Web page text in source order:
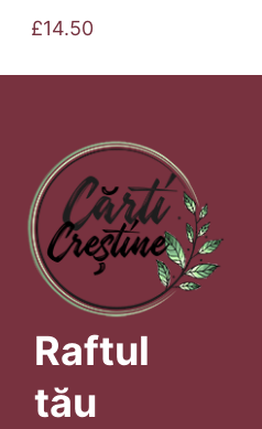
£14.50
Raftul
tău